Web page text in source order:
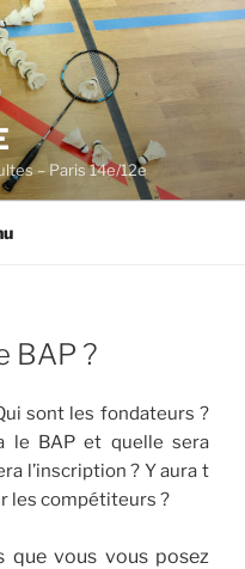
– Paris 14e/12e
BAP ?
sont les fondateurs ?
le BAP et quelle sera
l’inscription ? Y aura t
les compétiteurs ?
que vous vous posez